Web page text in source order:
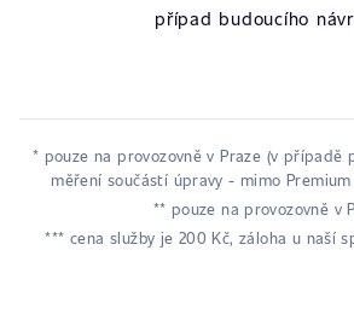
případ budoucího
* pouze na provozovně v Praze (v případě
měření součástí úpravy - mimo Premium
** pouze na provozovně v
*** cena služby je 200 Kč, záloha u naší